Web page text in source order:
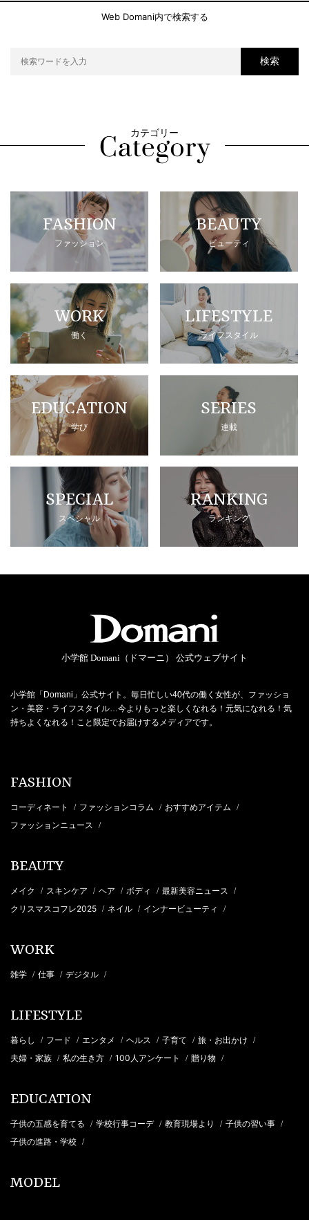
Web Domani内で検索する
検索
カテゴリー
FASHION
ファッション
BEAUTY
ビューティ
WORK
働く
LIFESTYLE
ライフスタイル
EDUCATION
学び
SERIES
連載
SPECIAL
スペシャル
RANKING
ランキング
小学館 Domani（ドマーニ） 公式ウェブサイト
小学館「Domani」公式サイト。毎日忙しい40代の働く女性が、ファッショ
ン・美容・ライフスタイル…今よりもっと楽しくなれる！元気になれる！気
持ちよくなれる！こと限定でお届けするメディアです。
FASHION
コーディネート / ファッションコラム / おすすめアイテム /
ファッションニュース /
BEAUTY
メイク / スキンケア / ヘア / ボディ / 最新美容ニュース /
クリスマスコフレ2025 / ネイル / インナービューティ /
WORK
雑学 / 仕事 / デジタル /
LIFESTYLE
暮らし / フード / エンタメ / ヘルス / 子育て / 旅・お出かけ /
夫婦・家族 / 私の生き方 / 100人アンケート / 贈り物 /
EDUCATION
子供の五感を育てる / 学校行事コーデ / 教育現場より / 子供の習い事 /
子供の進路・学校 /
MODEL